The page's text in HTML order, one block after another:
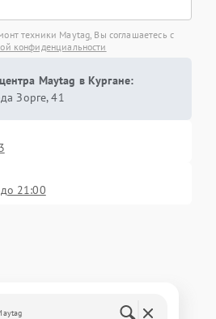
техники Maytag, Вы соглашаетесь с
конфиденциальности
Maytag в Кургане:
Зорге, 41
21:00